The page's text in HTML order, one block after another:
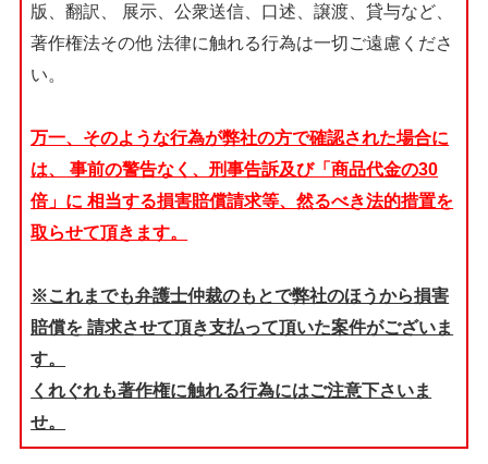
版、翻訳、
展示、公衆送信、口述、譲渡、貸与など、
著作権法その他 法律に触れる行為は一切ご遠慮くださ
い。
万一、そのような行為が弊社の方で確認された場合に
は、
事前の警告なく、刑事告訴及び「商品代金の30
倍」に 相当する損害賠償請求等、然るべき法的措置を
取らせて頂きます。
※これまでも弁護士仲裁のもとで弊社のほうから損害
賠償を 請求させて頂き支払って頂いた案件がございま
す。
くれぐれも著作権に触れる行為にはご注意下さいま
せ。